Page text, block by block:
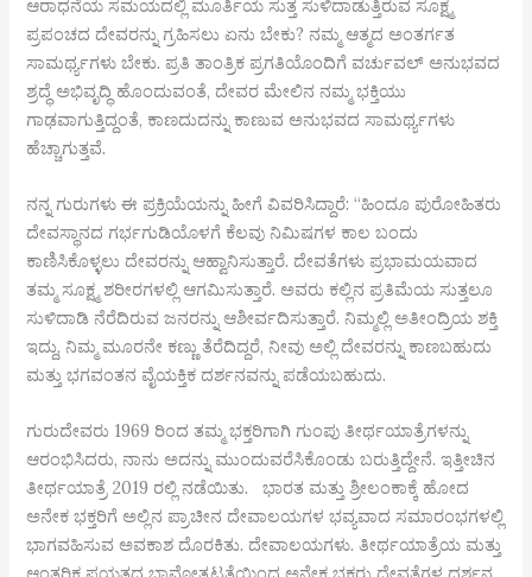
ಆರಾಧನೆಯ ಸಮಯದಲ್ಲಿ ಮೂರ್ತಿಯ ಸುತ್ತ ಸುಳಿದಾಡುತ್ತಿರುವ ಸೂಕ್ಷ್ಮ
ಪ್ರಪಂಚದ ದೇವರನ್ನು ಗ್ರಹಿಸಲು ಏನು ಬೇಕು? ನಮ್ಮ ಆತ್ಮದ ಅಂತರ್ಗತ
ಸಾಮರ್ಥ್ಯಗಳು ಬೇಕು. ಪ್ರತಿ ತಾಂತ್ರಿಕ ಪ್ರಗತಿಯೊಂದಿಗೆ ವರ್ಚುವಲ್ ಅನುಭವದ
ಶ್ರದ್ಧೆ ಅಭಿವೃದ್ಧಿ ಹೊಂದುವಂತೆ, ದೇವರ ಮೇಲಿನ ನಮ್ಮ ಭಕ್ತಿಯು
ಗಾಢವಾಗುತ್ತಿದ್ದಂತೆ, ಕಾಣದುದನ್ನು ಕಾಣುವ ಅನುಭವದ ಸಾಮರ್ಥ್ಯಗಳು
ಹೆಚ್ಚಾಗುತ್ತವೆ.
ನನ್ನ ಗುರುಗಳು ಈ ಪ್ರಕ್ರಿಯೆಯನ್ನು ಹೀಗೆ ವಿವರಿಸಿದ್ದಾರೆ: “ಹಿಂದೂ ಪುರೋಹಿತರು
ದೇವಸ್ಥಾನದ ಗರ್ಭಗುಡಿಯೊಳಗೆ ಕೆಲವು ನಿಮಿಷಗಳ ಕಾಲ ಬಂದು
ಕಾಣಿಸಿಕೊಳ್ಳಲು ದೇವರನ್ನು ಆಹ್ವಾನಿಸುತ್ತಾರೆ. ದೇವತೆಗಳು ಪ್ರಭಾಮಯವಾದ
ತಮ್ಮ ಸೂಕ್ಷ್ಮ ಶರೀರಗಳಲ್ಲಿ ಆಗಮಿಸುತ್ತಾರೆ. ಅವರು ಕಲ್ಲಿನ ಪ್ರತಿಮೆಯ ಸುತ್ತಲೂ
ಸುಳಿದಾಡಿ ನೆರೆದಿರುವ ಜನರನ್ನು ಆಶೀರ್ವದಿಸುತ್ತಾರೆ. ನಿಮ್ಮಲ್ಲಿ ಅತೀಂದ್ರಿಯ ಶಕ್ತಿ
ಇದ್ದು, ನಿಮ್ಮ ಮೂರನೇ ಕಣ್ಣು ತೆರೆದಿದ್ದರೆ, ನೀವು ಅಲ್ಲಿ ದೇವರನ್ನು ಕಾಣಬಹುದು
ಮತ್ತು ಭಗವಂತನ ವೈಯಕ್ತಿಕ ದರ್ಶನವನ್ನು ಪಡೆಯಬಹುದು.
ಗುರುದೇವರು 1969 ರಿಂದ ತಮ್ಮ ಭಕ್ತರಿಗಾಗಿ ಗುಂಪು ತೀರ್ಥಯಾತ್ರೆಗಳನ್ನು
ಆರಂಭಿಸಿದರು, ನಾನು ಅದನ್ನು ಮುಂದುವರೆಸಿಕೊಂಡು ಬರುತ್ತಿದ್ದೇನೆ. ಇತ್ತೀಚಿನ
ತೀರ್ಥಯಾತ್ರೆ 2019 ರಲ್ಲಿ ನಡೆಯಿತು. ಭಾರತ ಮತ್ತು ಶ್ರೀಲಂಕಾಕ್ಕೆ ಹೋದ
ಅನೇಕ ಭಕ್ತರಿಗೆ ಅಲ್ಲಿನ ಪ್ರಾಚೀನ ದೇವಾಲಯಗಳ ಭವ್ಯವಾದ ಸಮಾರಂಭಗಳಲ್ಲಿ
ಭಾಗವಹಿಸುವ ಅವಕಾಶ ದೊರಕಿತು. ದೇವಾಲಯಗಳು. ತೀರ್ಥಯಾತ್ರೆಯ ಮತ್ತು